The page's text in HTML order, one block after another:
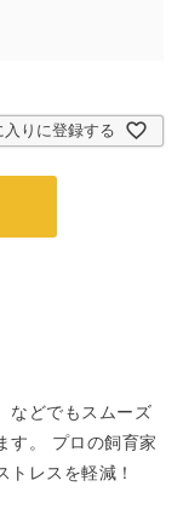
入りに登録する
などでもスムーズ
す。 プロの飼育家
レスを軽減！